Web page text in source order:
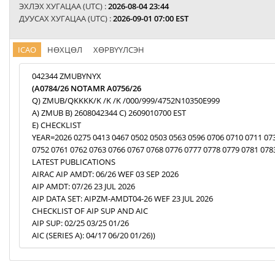
ЭХЛЭХ ХУГАЦАА (UTC) :2026-08-04 23:44
ДУУСАХ ХУГАЦАА (UTC) :2026-09-01 07:00 EST
ICAO НӨХЦӨЛ ХӨРВҮҮЛСЭН
042344 ZMUBYNYX
(A0784/26 NOTAMR A0756/26
Q) ZMUB/QKKKK/K /K /K /000/999/4752N10350E999
A) ZMUB B) 2608042344 C) 2609010700 EST
E) CHECKLIST
YEAR=2026 0275 0413 0467 0502 0503 0563 0596 0706 0710 0711
0752 0761 0762 0763 0766 0767 0768 0776 0777 0778 0779 0781
LATEST PUBLICATIONS
AIRAC AIP AMDT: 06/26 WEF 03 SEP 2026
AIP AMDT: 07/26 23 JUL 2026
AIP DATA SET: AIPZM-AMDT04-26 WEF 23 JUL 2026
CHECKLIST OF AIP SUP AND AIC
AIP SUP: 02/25 03/25 01/26
AIC (SERIES A): 04/17 06/20 01/26))